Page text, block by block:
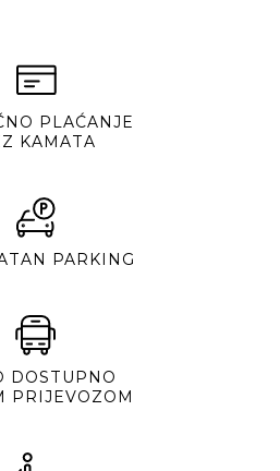
PLAĆANJE
KAMATA
PARKING
DOSTUPNO
PRIJEVOZOM